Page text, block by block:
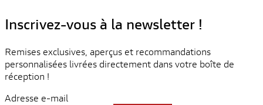
Inscrivez-vous à la newsletter !
Remises exclusives, aperçus et recommandations
personnalisées livrées directement dans votre boîte de
réception !
Adresse e-mail